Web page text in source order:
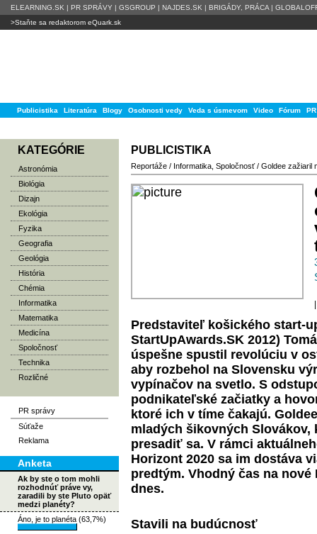
ELEARNING.SK | PR SPRÁVY | GSGROUP | NAJDES.SK | BRIGÁDY, PRÁCA |
>Staňte sa redaktorom eQuark.sk
Publicistika Literatúra Blogy Osobnosti vedy Veda s úsmevom Video Fórum
KATEGÓRIE
Astronómia
Biológia
Dizajn
Ekológia
Fyzika
Geografia
Geológia
História
Chémia
Informatika
Matematika
Medicína
Spoločnosť
Technika
Rozličné
PR správy
Súťaže
Reklama
Anketa
Ak by ste o tom mohli
rozhodnúť práve vy,
zaradili by ste Pluto opäť
medzi planéty?
Áno, je to planéta (63,7%)
PUBLICISTIKA
Reportáže / Informatika Spoločnosť/ Goldee zažiaril
Predstaviteľ košického start-
StartUpAwards.SK 2012)
úspešne spustil revolúciu v
aby rozbehol na Slovensku
vypínačov na svetlo. S
podnikateľské začiatky a
ktoré ich v tíme čakajú.
mladých šikovných Slovákov,
presadiť sa. V rámci
Horizont 2020 sa im dostáva
predtým. Vhodný čas na
dnes.
Stavili na budúcnosť